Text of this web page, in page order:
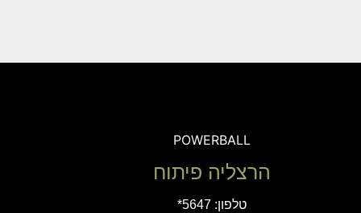
POWERBALL
הרצליה פיתוח
טלפון: 5647*